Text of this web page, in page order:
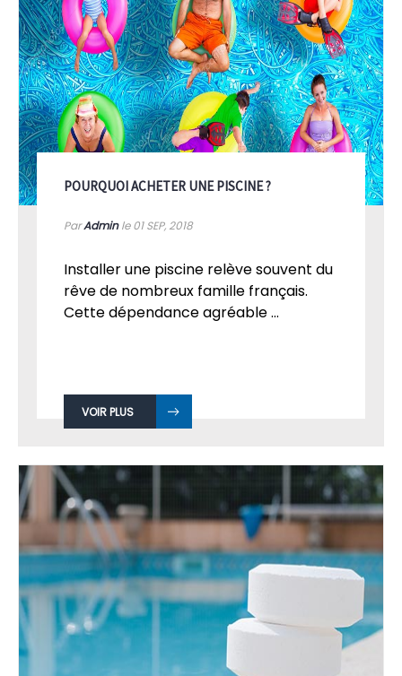
POURQUOI ACHETER UNE PISCINE ?
ParAdminle 01SEP, 2018
Installer une piscine relève souvent du
rêve de nombreux famille français.
Cette dépendance agréable ...
VOIR PLUS